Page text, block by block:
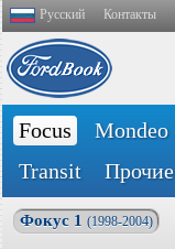
Русский Контакты
Focus Mondeo
Transit
Прочие
Фокус 1 (1998-2004)